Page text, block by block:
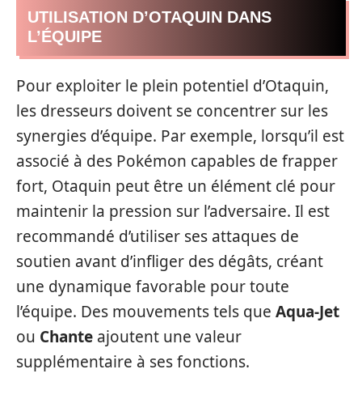
UTILISATION D’OTAQUIN DANS
L’ÉQUIPE
Pour exploiter le plein potentiel d’Otaquin,
les dresseurs doivent se concentrer sur les
synergies d’équipe. Par exemple, lorsqu’il est
associé à des Pokémon capables de frapper
fort, Otaquin peut être un élément clé pour
maintenir la pression sur l’adversaire. Il est
recommandé d’utiliser ses attaques de
soutien avant d’infliger des dégâts, créant
une dynamique favorable pour toute
l’équipe. Des mouvements tels que Aqua-Jet
ou Chante ajoutent une valeur
supplémentaire à ses fonctions.